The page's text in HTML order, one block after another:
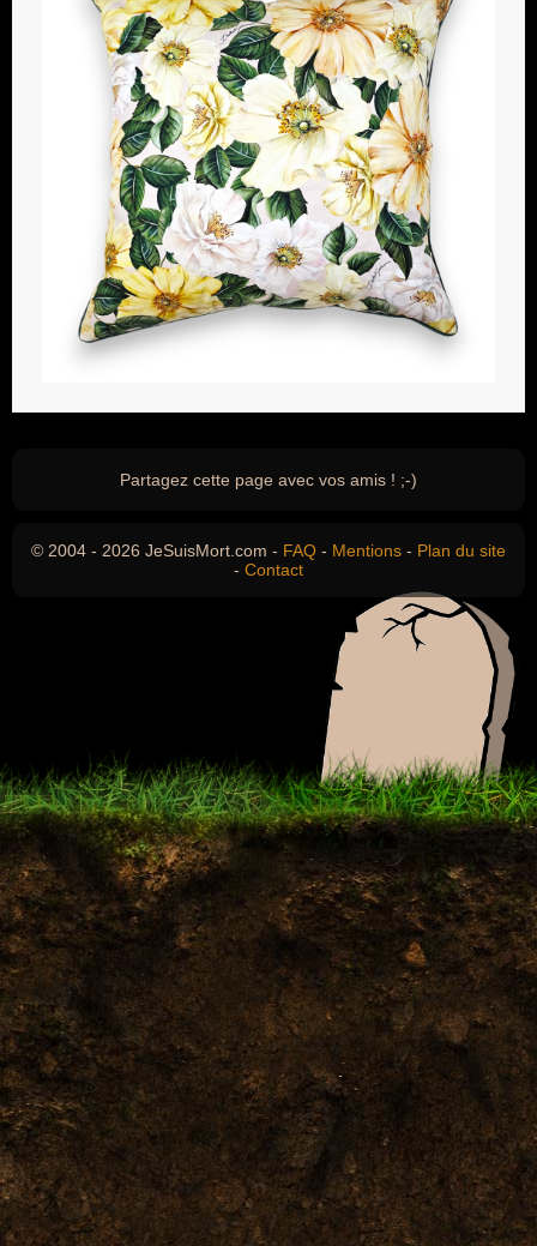
Partagez cette page avec vos amis ! ;-)
© 2004 - 2026 JeSuisMort.com - FAQ - Mentions - Plan du site
- Contact